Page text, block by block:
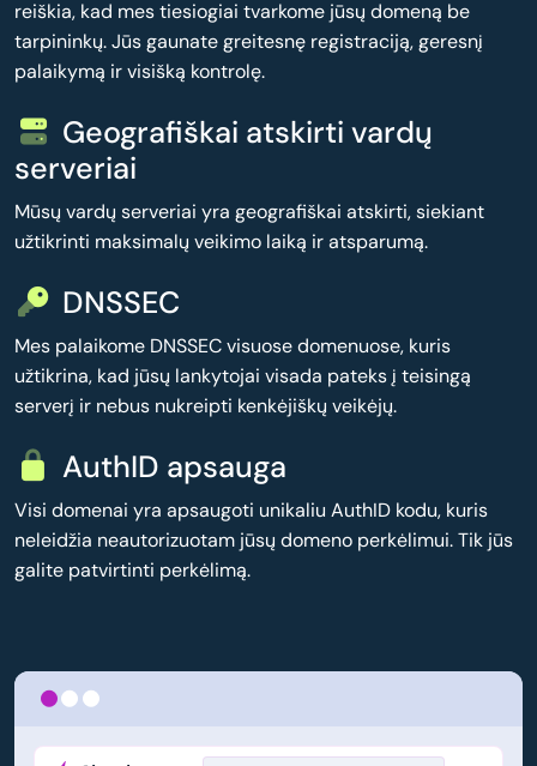
reiškia, kad mes tiesiogiai tvarkome jūsų domeną be
tarpininkų. Jūs gaunate greitesnę registraciją, geresnį
palaikymą ir visišką kontrolę.
Geografiškai atskirti vardų
serveriai
Mūsų vardų serveriai yra geografiškai atskirti, siekiant
užtikrinti maksimalų veikimo laiką ir atsparumą.
DNSSEC
Mes palaikome DNSSEC visuose domenuose, kuris
užtikrina, kad jūsų lankytojai visada pateks į teisingą
serverį ir nebus nukreipti kenkėjiškų veikėjų.
AuthID apsauga
Visi domenai yra apsaugoti unikaliu AuthID kodu, kuris
neleidžia neautorizuotam jūsų domeno perkėlimui. Tik jūs
galite patvirtinti perkėlimą.